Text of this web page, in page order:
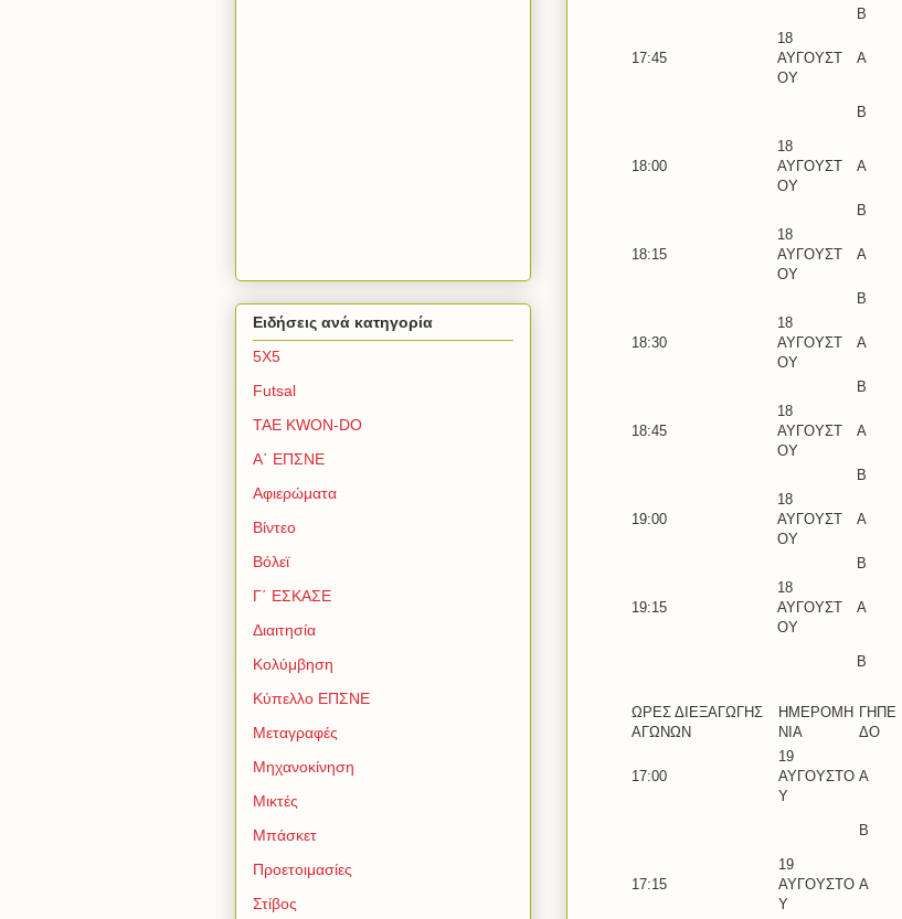
B
17:45
18
ΑΥΓΟΥΣΤ
ΟΥ
Α
Β
18:00
18
ΑΥΓΟΥΣΤ
ΟΥ
Α
Β
18:15
18
ΑΥΓΟΥΣΤ
ΟΥ
Α
Β
18:30
18
ΑΥΓΟΥΣΤ
ΟΥ
A
B
18:45
18
ΑΥΓΟΥΣΤ
ΟΥ
Α
Β
19:00
18
ΑΥΓΟΥΣΤ
ΟΥ
A
B
19:15
18
ΑΥΓΟΥΣΤ
ΟΥ
A
B
ΩΡΕΣ ΔΙΕΞΑΓΩΓΗΣ
ΑΓΩΝΩΝ
ΗΜΕΡΟΜΗ
ΝΙΑ
ΓΗΠΕ
ΔΟ
17:00
19
ΑΥΓΟΥΣΤΟ
Υ
Α
Β
17:15
19
ΑΥΓΟΥΣΤΟ
Υ
Α
Ειδήσεις ανά κατηγορία
5Χ5
Futsal
TAE KWON-DO
Α΄ ΕΠΣΝΕ
Αφιερώματα
Βίντεο
Βόλεϊ
Γ΄ ΕΣΚΑΣΕ
Διαιτησία
Κολύμβηση
Κύπελλο ΕΠΣΝΕ
Μεταγραφές
Μηχανοκίνηση
Μικτές
Μπάσκετ
Προετοιμασίες
Στίβος